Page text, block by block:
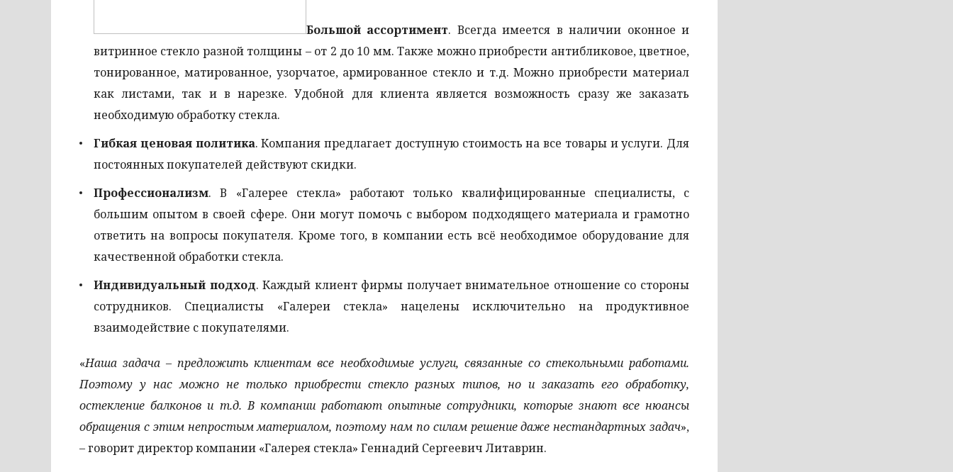
Большой ассортимент. Всегда имеется в наличии оконное и
витринное стекло разной толщины – от 2 до 10 мм. Также можно приобрести антибликовое, цветное,
тонированное, матированное, узорчатое, армированное стекло и т.д. Можно приобрести материал
как листами, так и в нарезке. Удобной для клиента является возможность сразу же заказать
необходимую обработку стекла.
Гибкая ценовая политика. Компания предлагает доступную стоимость на все товары и услуги. Для
постоянных покупателей действуют скидки.
Профессионализм. В «Галерее стекла» работают только квалифицированные специалисты, с
большим опытом в своей сфере. Они могут помочь с выбором подходящего материала и грамотно
ответить на вопросы покупателя. Кроме того, в компании есть всё необходимое оборудование для
качественной обработки стекла.
Индивидуальный подход. Каждый клиент фирмы получает внимательное отношение со стороны
сотрудников. Специалисты «Галереи стекла» нацелены исключительно на продуктивное
взаимодействие с покупателями.
«Наша задача – предложить клиентам все необходимые услуги, связанные со стекольными работами.
Поэтому у нас можно не только приобрести стекло разных типов, но и заказать его обработку,
остекление балконов и т.д. В компании работают опытные сотрудники, которые знают все нюансы
обращения с этим непростым материалом, поэтому нам по силам решение даже нестандартных задач»,
– говорит директор компании «Галерея стекла» Геннадий Сергеевич Литаврин.